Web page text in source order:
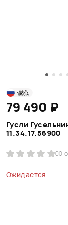
79 490 ₽
Гусли
11.34.17.56900
00
Ожидается